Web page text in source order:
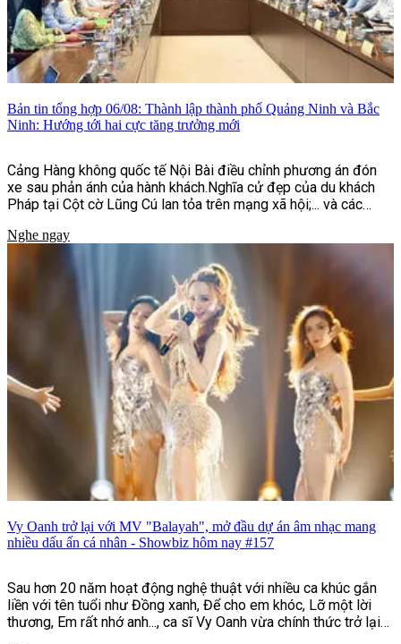
Bản tin tổng hợp 06/08: Thành lập thành phố Quảng Ninh và Bắc
Ninh: Hướng tới hai cực tăng trưởng mới
Cảng Hàng không quốc tế Nội Bài điều chỉnh phương án đón
xe sau phản ánh của hành khách.Nghĩa cử đẹp của du khách
Pháp tại Cột cờ Lũng Cú lan tỏa trên mạng xã hội;... và các
Nghe ngay
Vy Oanh trở lại với MV "Balayah", mở đầu dự án âm nhạc mang
nhiều dấu ấn cá nhân - Showbiz hôm nay #157
Sau hơn 20 năm hoạt động nghệ thuật với nhiều ca khúc gắn
liền với tên tuổi như Đồng xanh, Để cho em khóc, Lỡ một lời
thương, Em rất nhớ anh..., ca sĩ Vy Oanh vừa chính thức trở lại